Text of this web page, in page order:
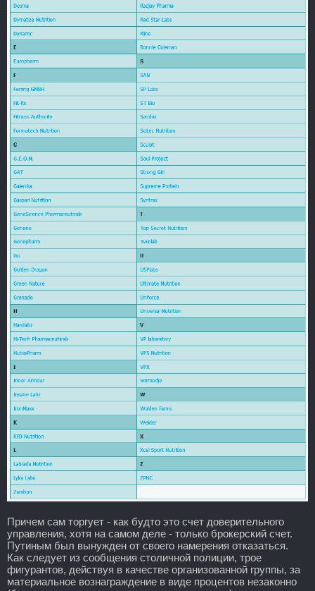
Причем сам торгует - как будто это счет доверительного
управления, хотя на самом деле - только брокерский счет.
Путиным был вынужден от своего намерения отказаться.
Как следует из сообщения столичной полиции, трое
фигурантов, действуя в качестве организованной группы, за
материальное вознаграждение в виде процентов незаконно